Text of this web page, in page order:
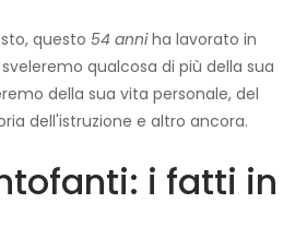
questo 54 anniha lavorato in
qualcosa di più della sua
della sua vita personale, del
dell'istruzione e altro ancora.
i fatti in